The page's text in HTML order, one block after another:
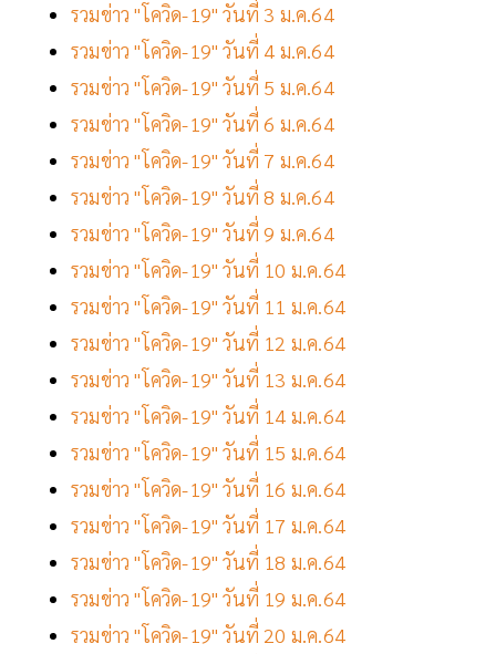
รวมข่าว "โควิด-19" วันที่ 3 ม.ค.64
รวมข่าว "โควิด-19" วันที่ 4 ม.ค.64
รวมข่าว "โควิด-19" วันที่ 5 ม.ค.64
รวมข่าว "โควิด-19" วันที่ 6 ม.ค.64
รวมข่าว "โควิด-19" วันที่ 7 ม.ค.64
รวมข่าว "โควิด-19" วันที่ 8 ม.ค.64
รวมข่าว "โควิด-19" วันที่ 9 ม.ค.64
รวมข่าว "โควิด-19" วันที่ 10 ม.ค.64
รวมข่าว "โควิด-19" วันที่ 11 ม.ค.64
รวมข่าว "โควิด-19" วันที่ 12 ม.ค.64
รวมข่าว "โควิด-19" วันที่ 13 ม.ค.64
รวมข่าว "โควิด-19" วันที่ 14 ม.ค.64
รวมข่าว "โควิด-19" วันที่ 15 ม.ค.64
รวมข่าว "โควิด-19" วันที่ 16 ม.ค.64
รวมข่าว "โควิด-19" วันที่ 17 ม.ค.64
รวมข่าว "โควิด-19" วันที่ 18 ม.ค.64
รวมข่าว "โควิด-19" วันที่ 19 ม.ค.64
รวมข่าว "โควิด-19" วันที่ 20 ม.ค.64